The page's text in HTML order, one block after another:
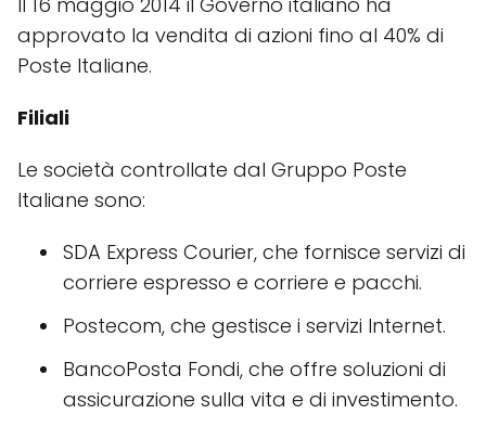
approvato la vendita di azioni fino al 40% di
Poste Italiane.
Filiali
Le società controllate dal Gruppo Poste
Italiane sono:
SDA Express Courier, che fornisce servizi di
corriere espresso e corriere e pacchi.
Postecom, che gestisce i servizi Internet.
BancoPosta Fondi, che offre soluzioni di
assicurazione sulla vita e di investimento.